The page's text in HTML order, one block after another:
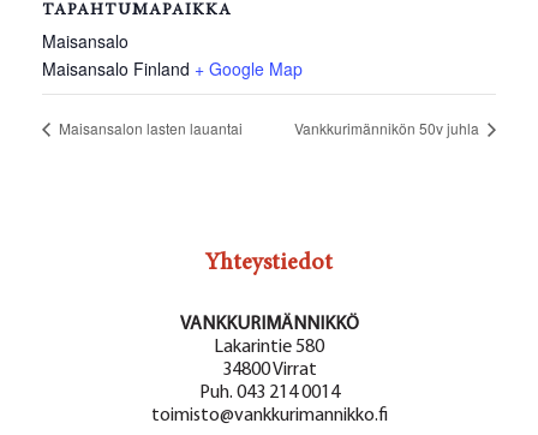
TAPAHTUMAPAIKKA
Maisansalo
Maisansalo Finland + Google Map
Maisansalon lasten lauantai Vankkurimännikön 50v juhla
Yhteystiedot
VANKKURIMÄNNIKKÖ
Lakarintie 580
34800 Virrat
Puh. 043 214 0014
toimisto@vankkurimannikko.fi